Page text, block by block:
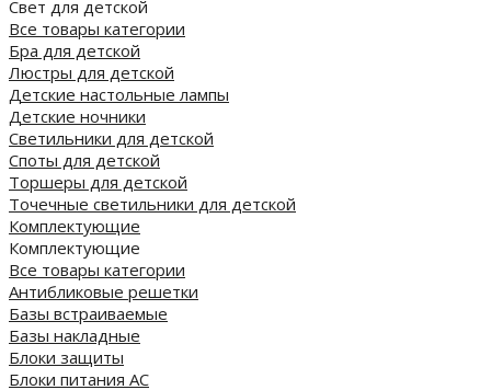
Свет для детской
Все товары категории
Бра для детской
Люстры для детской
Детские настольные лампы
Детские ночники
Светильники для детской
Споты для детской
Торшеры для детской
Точечные светильники для детской
Комплектующие
Комплектующие
Все товары категории
Антибликовые решетки
Базы встраиваемые
Базы накладные
Блоки защиты
Блоки питания AC